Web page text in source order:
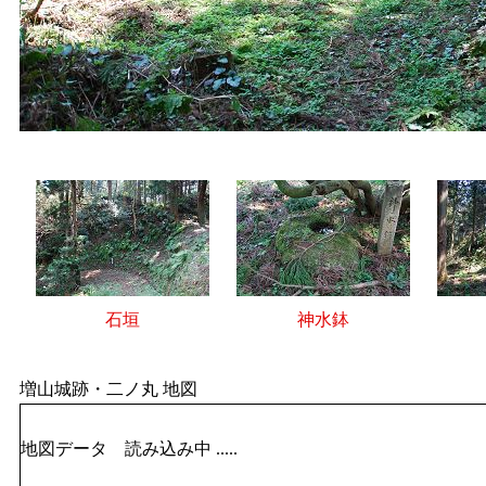
石垣 神水鉢
増山城跡・二ノ丸 地図
地図データ 読み込み中 .....